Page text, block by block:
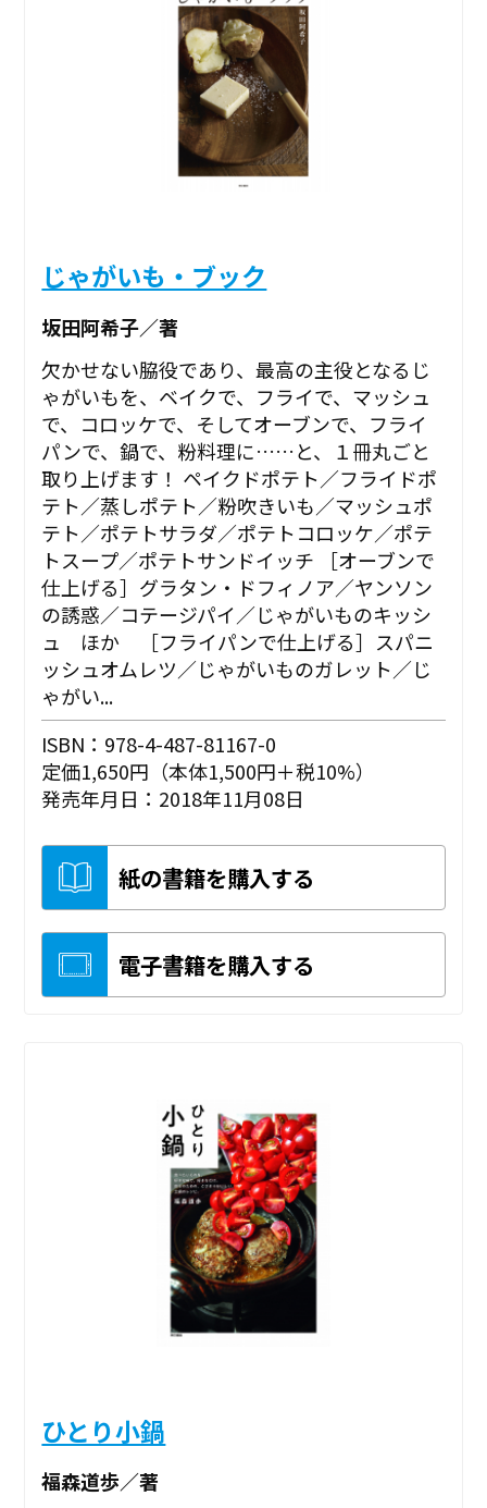
じゃがいも・ブック
坂田阿希子／著
欠かせない脇役であり、最高の主役となるじ
ゃがいもを、ベイクで、フライで、マッシュ
で、コロッケで、そしてオーブンで、フライ
パンで、鍋で、粉料理に……と、１冊丸ごと
取り上げます！ ペイクドポテト／フライドポ
テト／蒸しポテト／粉吹きいも／マッシュポ
テト／ポテトサラダ／ポテトコロッケ／ポテ
トスープ／ポテトサンドイッチ ［オーブンで
仕上げる］グラタン・ドフィノア／ヤンソン
の誘惑／コテージパイ／じゃがいものキッシ
ュ ほか ［フライパンで仕上げる］スパニ
ッシュオムレツ／じゃがいものガレット／じ
ゃがい...
ISBN：978-4-487-81167-0
定価1,650円（本体1,500円＋税10%）
発売年月日：2018年11月08日
紙の書籍を購入する
電子書籍を購入する
ひとり小鍋
福森道歩／著